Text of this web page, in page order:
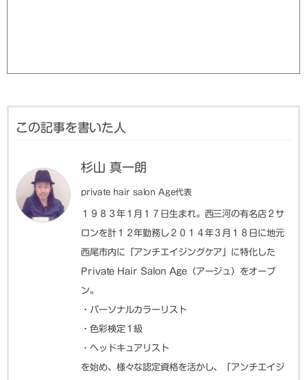
この記事を書いた人
杉山 真一朗
private hair salon Age代表
１９８３年１月１７日生まれ。西三河の有名店２サ
ロンを計１２年勤務し２０１４年３月１８日に地元
西尾市内に「アンチエイジングケア」に特化した
Private Hair Salon Age（アージュ）をオープ
ン。
・パーソナルカラーリスト
・色彩検定１級
・ヘッドキュアリスト
を始め、様々な認定資格を活かし、「アンチエイジ